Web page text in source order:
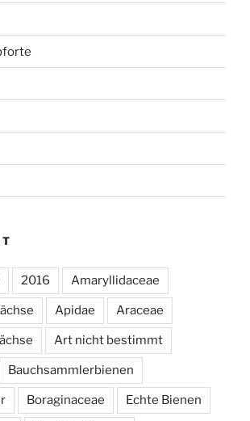
2016 Amaryllidaceae
Apidae Araceae
Art nicht bestimmt
Bauchsammlerbienen
Boraginaceae Echte Bienen